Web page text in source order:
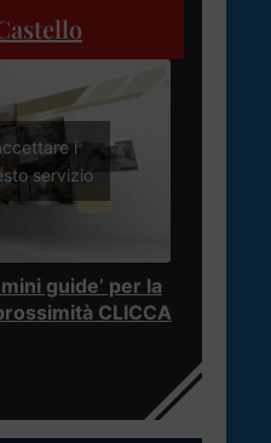
i
servizio
guide’ per la
CLICCA